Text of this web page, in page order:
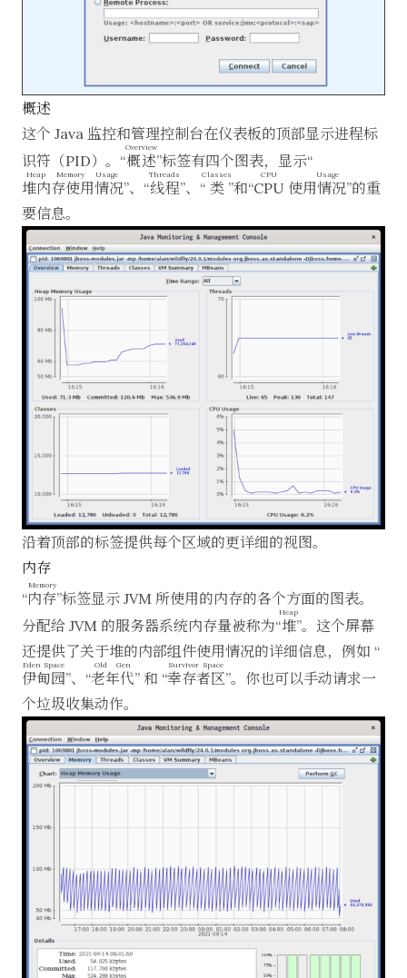
概述
这个 Java 监控和管理控制台在仪表板的顶部显示进程标
识符（PID）。“概述
Overview
”标签有四个图表，显示“
堆内存使用情况
Heap Memory Usage
”、“线程
Threads
”、“ 类
Classes
”和“CPU 使用情况
CPU Usage
”的重
要信息。
沿着顶部的标签提供每个区域的更详细的视图。
内存
“内存
Memory
”标签显示 JVM 所使用的内存的各个方面的图表。
分配给 JVM 的服务器系统内存量被称为“堆
Heap
”。这个屏幕
还提供了关于堆的内部组件使用情况的详细信息，例如 “
伊甸园
Eden Space
”、“老年代
Old Gen
” 和 “幸存者区
Survivor Space
”。你也可以手动请求一
个垃圾收集动作。